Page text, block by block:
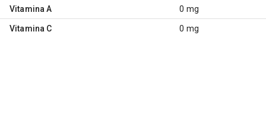
Vitamina A 0 mg
Vitamina C 0 mg